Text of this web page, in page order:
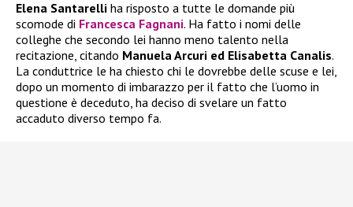
Elena Santarelli ha risposto a tutte le domande più
scomode di Francesca Fagnani. Ha fatto i nomi delle
colleghe che secondo lei hanno meno talento nella
recitazione, citando Manuela Arcuri ed Elisabetta Canalis.
La conduttrice le ha chiesto chi le dovrebbe delle scuse e lei,
dopo un momento di imbarazzo per il fatto che l’uomo in
questione è deceduto, ha deciso di svelare un fatto
accaduto diverso tempo fa.